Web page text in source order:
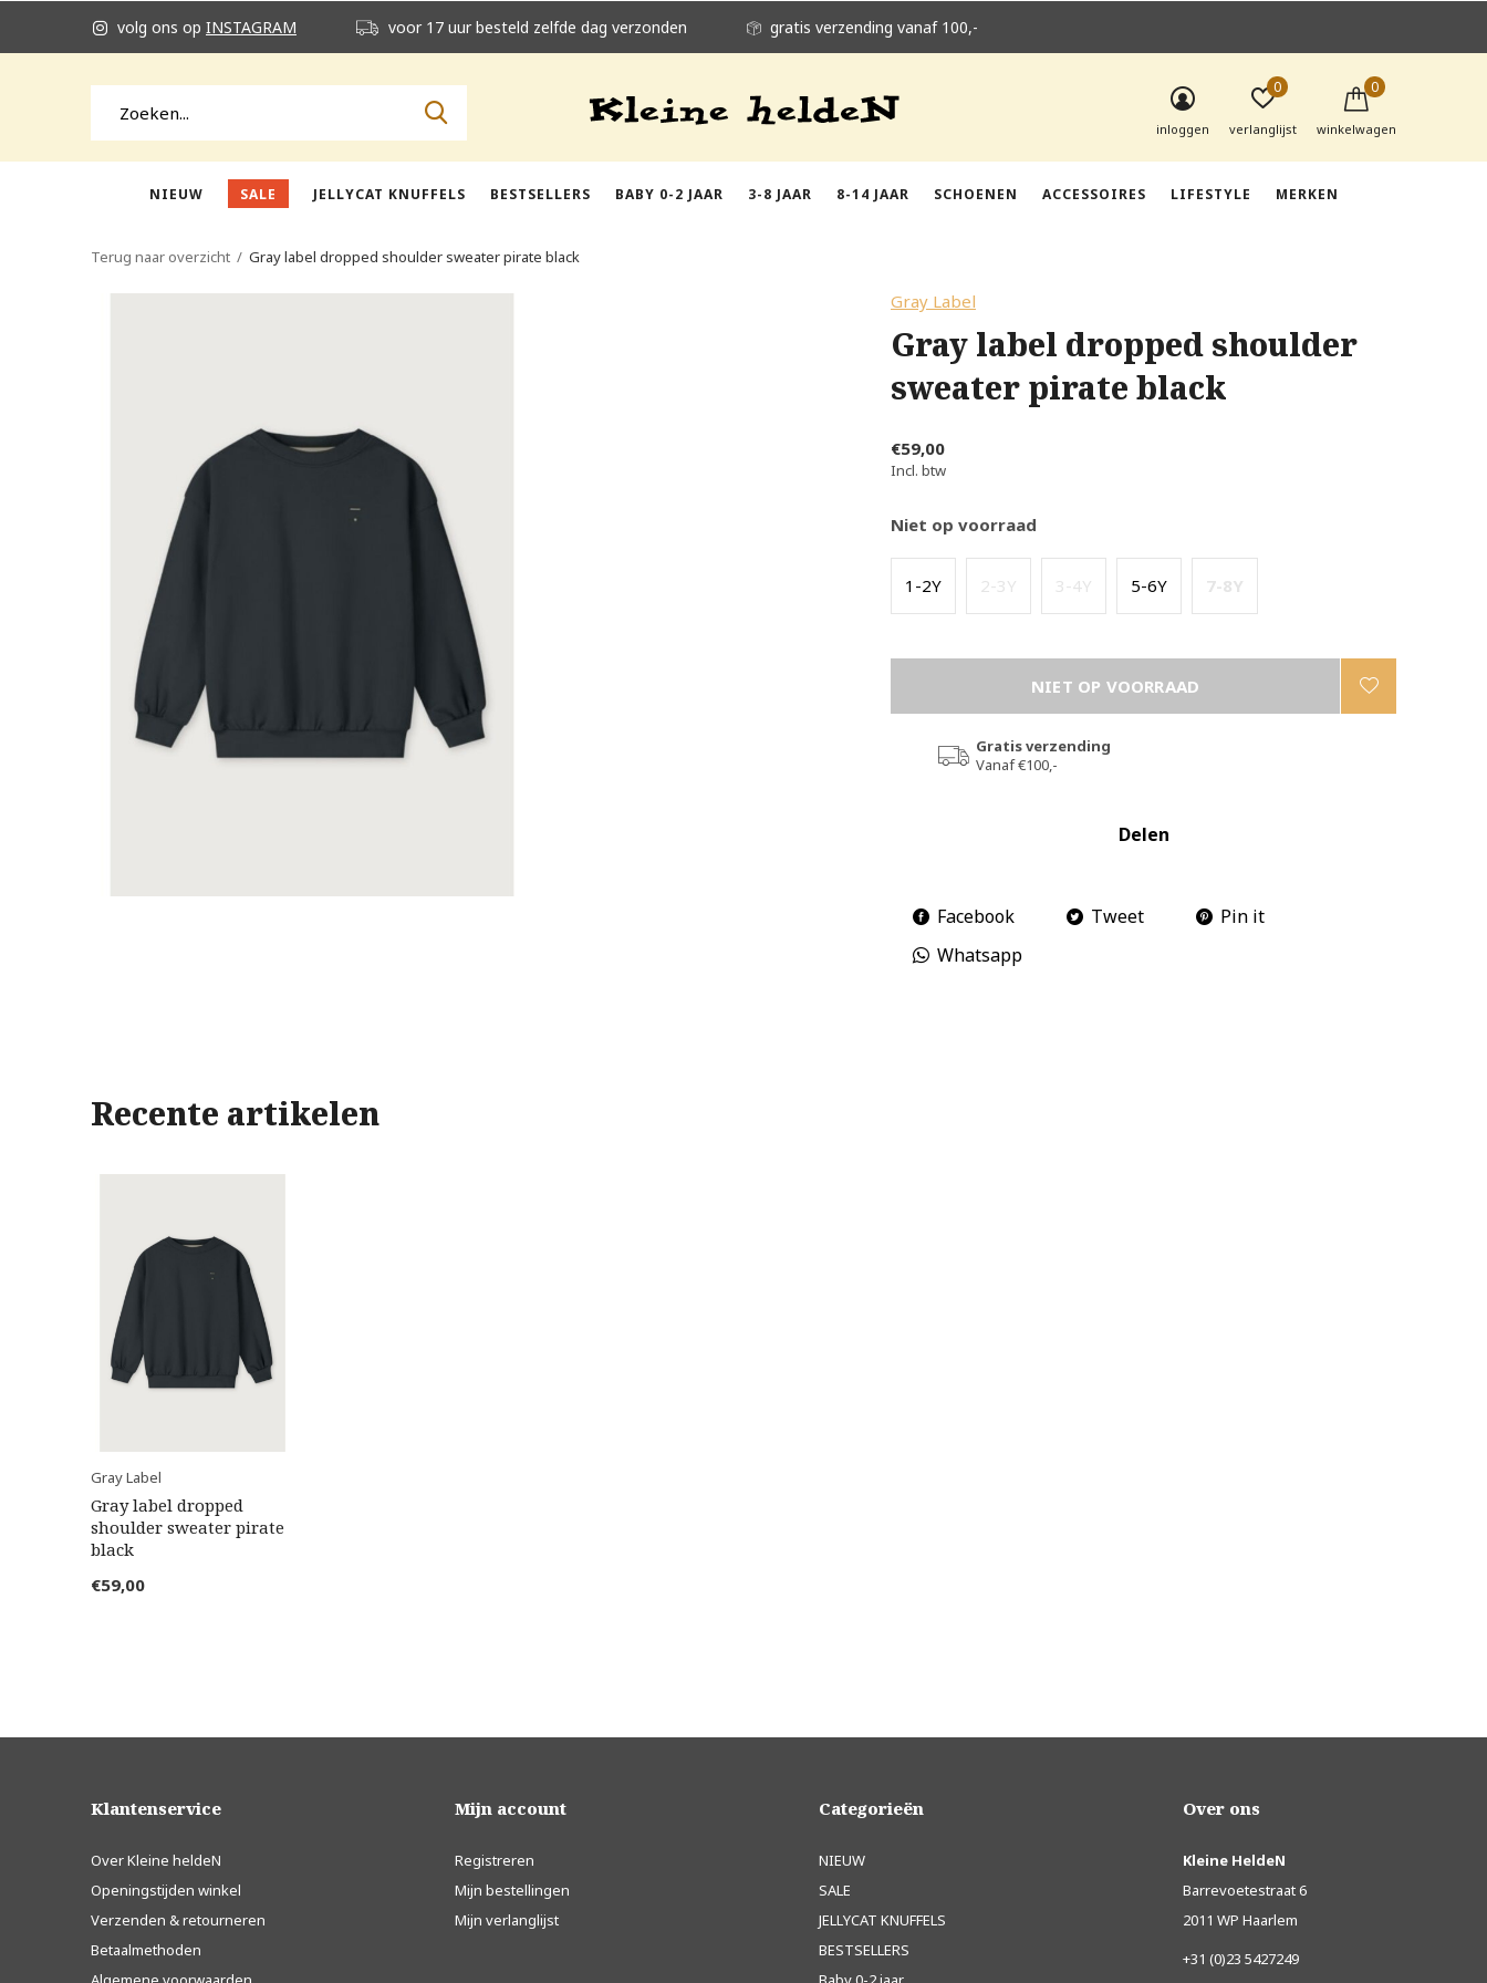
NIEUW SALE JELLYCAT KNUFFELS BESTSELLERS BABY 0-2 JAAR 3-8 JAAR 8-14 JAAR SCHOENEN ACCESSOIRES LIFESTYLE MERKEN
inloggen verlanglijst
0
winkelwagen
0
volg ons op INSTAGRAM voor 17 uur besteld zelfde dag verzonden gratis verzending vanaf 100,-
Terug naar overzicht Gray label dropped shoulder sweater pirate black
Gray Label
Gray label dropped shoulder
sweater pirate black
€59,00
Incl. btw
Niet op voorraad
1-2Y 2-3Y 3-4Y 5-6Y 7-8Y
NIET OP VOORRAAD
Gratis verzending
Vanaf €100,-
Delen
Facebook Tweet
Pin it
Whatsapp
Recente artikelen
Gray Label
Gray label dropped
shoulder sweater pirate
black
€59,00
Klantenservice
Over Kleine heldeN
Openingstijden winkel
Verzenden & retourneren
Betaalmethoden
Mijn account
Registreren
Mijn bestellingen
Mijn verlanglijst
Categorieën
NIEUW
SALE
JELLYCAT KNUFFELS
BESTSELLERS
Over ons
Kleine HeldeN
Barrevoetestraat 6
2011 WP Haarlem
+31 (0)23 5427249